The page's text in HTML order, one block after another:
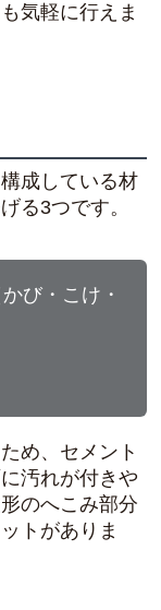
気軽に行えま
成している材
る3つです。
び・こけ・
め、セメント
汚れが付きや
のへこみ部分
トがありま